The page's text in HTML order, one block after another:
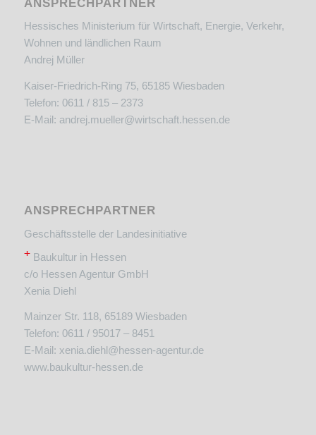
Hessisches Ministerium für Wirtschaft, Energie, Verkehr,
Wohnen und ländlichen Raum
Andrej Müller
Kaiser-Friedrich-Ring 75, 65185 Wiesbaden
Telefon: 0611 / 815 – 2373
E-Mail: andrej.mueller@wirtschaft.hessen.de
ANSPRECHPARTNER
Geschäftsstelle der Landesinitiative
+Baukultur in Hessen
c/o Hessen Agentur GmbH
Xenia Diehl
Mainzer Str. 118, 65189 Wiesbaden
Telefon: 0611 / 95017 – 8451
E-Mail: xenia.diehl@hessen-agentur.de
www.baukultur-hessen.de